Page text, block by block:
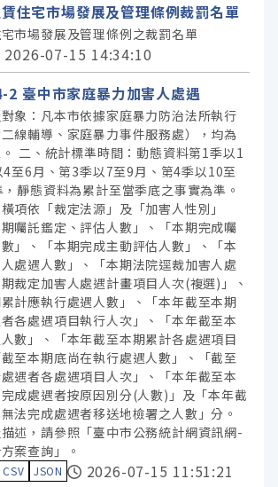
法制局 (16)
政風處 (11)
客家事務委員會 (10)
新聞局 (10)
份有限公司 (9)
運動局 (8)
捷運工程局 (5)
秘書處 (5)
住宅市場發展及管理條例裁罰名單
市場發展及管理條例之裁罰名單
2026-07-15 14:34:10
臺中市家庭暴力加害人處遇
象：凡本市依據家庭暴力防治法所執行
線輔導、家庭暴力事件服務處），均為
二、統計標準時間：動態資料第1季以1
至6月、第3季以7至9月、第4季以10至
靜態資料為累計至當季底之事實為準。
項依「裁定法源」及「加害人性別」
囑託鑑定、評估人數」、「本期完成囑
」、「本期完成主動評估人數」、「本
處遇人數」、「本期法院逕裁加害人處
裁定加害人處遇計畫項目人次(複選)」、
累計應執行處遇人數」、「本年截至本期
各處遇項目執行人次」、「本年截至本
數」、「本年截至本期累計各處遇項目
至本期底尚在執行處遇人數」、「截至
遇者各處遇項目人次」、「本年截至本
成處遇者按原因別分(人數)」及「本年截
法完成處遇者移送地檢署之人數」分。
述，請參照「臺中市公務統計網資訊網-
案查詢」。
CSV JSON 2026-07-15 11:51:21